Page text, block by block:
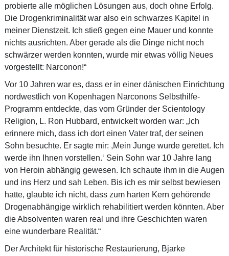
probierte alle möglichen Lösungen aus, doch ohne Erfolg.
Die Drogenkriminalität war also ein schwarzes Kapitel in
meiner Dienstzeit. Ich stieß gegen eine Mauer und konnte
nichts ausrichten. Aber gerade als die Dinge nicht noch
schwärzer werden konnten, wurde mir etwas völlig Neues
vorgestellt: Narconon!“
Vor 10 Jahren war es, dass er in einer dänischen Einrichtung
nordwestlich von Kopenhagen Narconons Selbsthilfe-
Programm entdeckte, das vom Gründer der Scientology
Religion, L. Ron Hubbard, entwickelt worden war: „Ich
erinnere mich, dass ich dort einen Vater traf, der seinen
Sohn besuchte. Er sagte mir: ,Mein Junge wurde gerettet. Ich
werde ihn Ihnen vorstellen.‘ Sein Sohn war 10 Jahre lang
von Heroin abhängig gewesen. Ich schaute ihm in die Augen
und ins Herz und sah Leben. Bis ich es mir selbst bewiesen
hatte, glaubte ich nicht, dass zum harten Kern gehörende
Drogenabhängige wirklich rehabilitiert werden könnten. Aber
die Absolventen waren real und ihre Geschichten waren
eine wunderbare Realität.“
Der Architekt für historische Restaurierung, Bjarke